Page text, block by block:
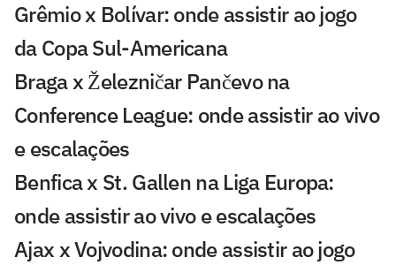
Grêmio x Bolívar: onde assistir ao jogo
da Copa Sul-Americana
Braga x Železničar Pančevo na
Conference League: onde assistir ao vivo
e escalações
Benfica x St. Gallen na Liga Europa:
onde assistir ao vivo e escalações
Ajax x Vojvodina: onde assistir ao jogo